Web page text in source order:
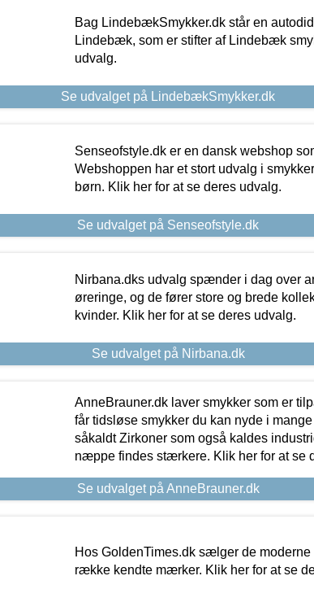
Bag LindebækSmykker.dk står en
Lindebæk, som er stifter af Lindebæk
udvalg.
Se udvalget på LindebækSmykker.dk
Senseofstyle.dk er en dansk webshop
Webshoppen har et stort udvalg i
børn. Klik her for at se deres udvalg.
Se udvalget på Senseofstyle.dk
Nirbana.dks udvalg spænder i dag over
øreringe, og de fører store og brede
kvinder. Klik her for at se deres udvalg.
Se udvalget på Nirbana.dk
AnneBrauner.dk laver smykker som er
får tidsløse smykker du kan nyde i
såkaldt Zirkoner som også kaldes
næppe findes stærkere. Klik her for at se
Se udvalget på AnneBrauner.dk
Hos GoldenTimes.dk sælger de
række kendte mærker. Klik her for at se